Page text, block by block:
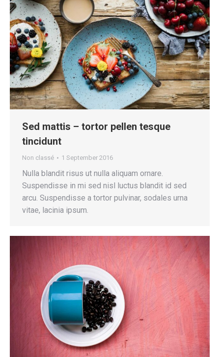
Sed mattis – tortor pellen tesque
tincidunt
Non classé 1 September 2016
Nulla blandit risus ut nulla aliquam ornare.
Suspendisse in mi sed nisl luctus blandit id sed
arcu. Suspendisse a tortor pulvinar, sodales urna
vitae, lacinia ipsum.